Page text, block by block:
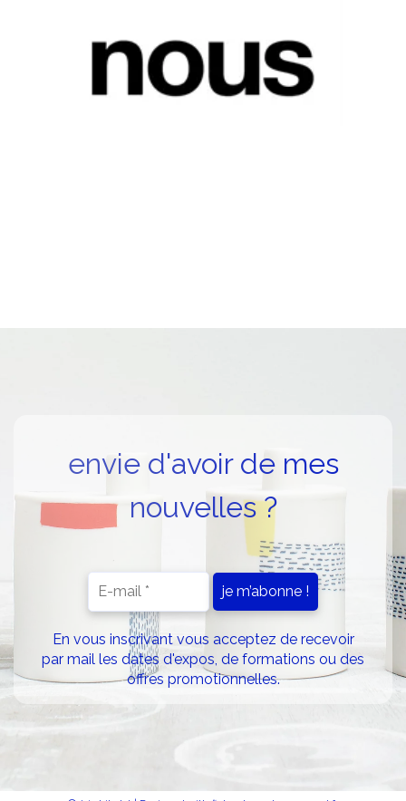
envie d'avoir de mes
nouvelles ?
En vous inscrivant vous acceptez de recevoir
par mail les dates d'expos, de formations ou des
offres promotionnelles.